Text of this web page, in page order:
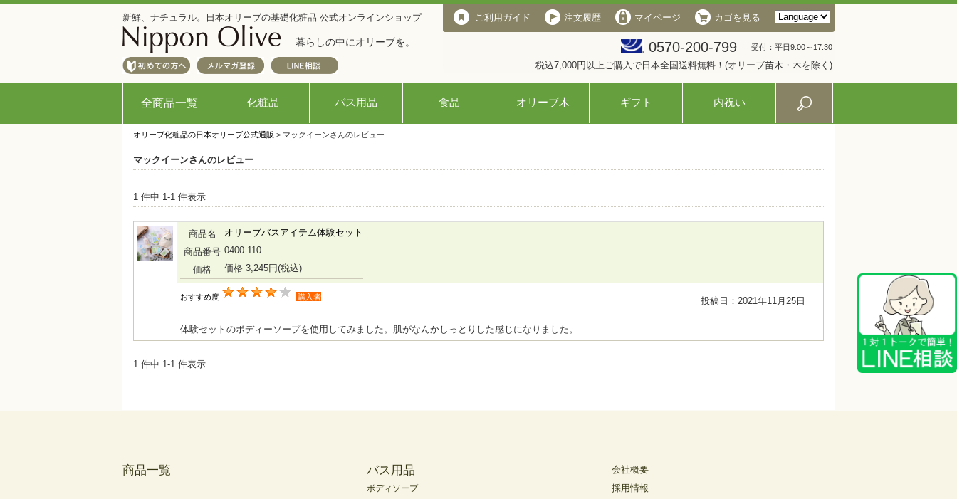
新鮮、ナチュラル。日本オリーブの基礎化粧品 公式オンラインショップ
暮らしの中にオリーブを。
ご利用ガイド 注文履歴 マイページ カゴを見る
0570-200-799 受付：平日9:00～17:30
税込7,000円以上ご購入で日本全国送料無料！(オリーブ苗木・木を除く)
全商品一覧 化粧品 バス用品 食品 オリーブ木 ギフト 内祝い
オリーブ化粧品の日本オリーブ公式通販 > マックイーンさんのレビュー
マックイーンさんのレビュー
1 件中 1-1 件表示
商品名
オリーブバスアイテム体験セット
商品番号 0400-110
価格
価格 3,245円(税込)
投稿日：2021年11月25日
おすすめ度 購入者
体験セットのボディーソープを使用してみました。肌がなんかしっとりした感じになりました。
1 件中 1-1 件表示
商品一覧 バス用品
ボディソープ
会社概要
採用情報